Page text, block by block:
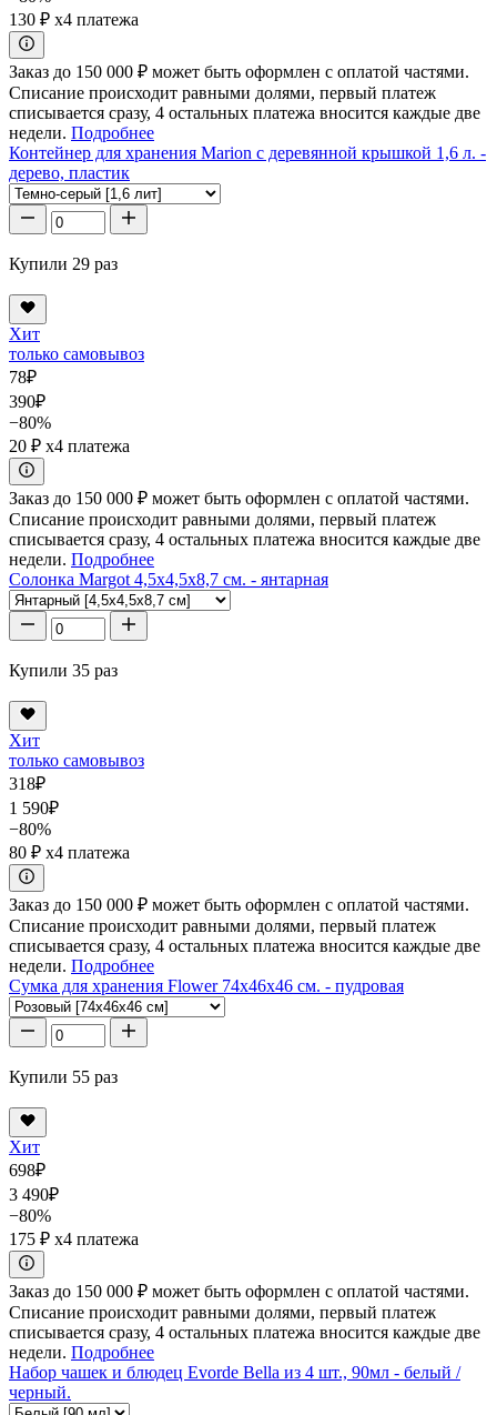
130 ₽ x4 платежа
Заказ до 150 000 ₽ может быть оформлен с оплатой частями.
Списание происходит равными долями, первый платеж
списывается сразу, 4 остальных платежа вносится каждые две
недели. Подробнее
Контейнер для хранения Marion с деревянной крышкой 1,6 л. -
дерево, пластик
Купили 29 раз
Хит
только самовывоз
78₽
390₽
−80%
20 ₽ x4 платежа
Заказ до 150 000 ₽ может быть оформлен с оплатой частями.
Списание происходит равными долями, первый платеж
списывается сразу, 4 остальных платежа вносится каждые две
недели. Подробнее
Солонка Margot 4,5x4,5x8,7 см. - янтарная
Купили 35 раз
Хит
только самовывоз
318₽
1 590₽
−80%
80 ₽ x4 платежа
Заказ до 150 000 ₽ может быть оформлен с оплатой частями.
Списание происходит равными долями, первый платеж
списывается сразу, 4 остальных платежа вносится каждые две
недели. Подробнее
Сумка для хранения Flower 74x46x46 см. - пудровая
Купили 55 раз
Хит
698₽
3 490₽
−80%
175 ₽ x4 платежа
Заказ до 150 000 ₽ может быть оформлен с оплатой частями.
Списание происходит равными долями, первый платеж
списывается сразу, 4 остальных платежа вносится каждые две
недели. Подробнее
Набор чашек и блюдец Evorde Bella из 4 шт., 90мл - белый /
черный.